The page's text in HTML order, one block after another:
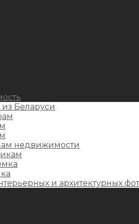
Беларуси
недвижимости
и архитектурных